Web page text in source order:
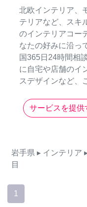
北欧インテリア、
テリアなど、スキ
のインテリアコー
なたの好みに沿っ
国365日24時間相
に自宅や店舗のイ
スデザインなど、
サービスを提供
岩手県 ▸ インテリア
目
1